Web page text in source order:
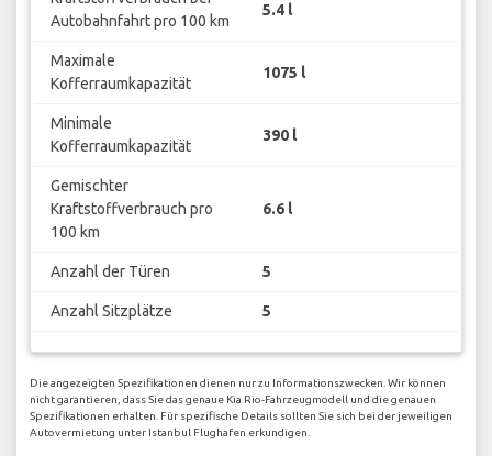
Autobahnfahrt pro 100 km
5.4 l
Maximale
Kofferraumkapazität
1075 l
Minimale
Kofferraumkapazität
390 l
Gemischter
Kraftstoffverbrauch pro
100 km
6.6 l
Anzahl der Türen 5
Anzahl Sitzplätze 5
Die angezeigten Spezifikationen dienen nur zu Informationszwecken. Wir können
nicht garantieren, dass Sie das genaue Kia Rio-Fahrzeugmodell und die genauen
Spezifikationen erhalten. Für spezifische Details sollten Sie sich bei der jeweiligen
Autovermietung unter Istanbul Flughafen erkundigen.